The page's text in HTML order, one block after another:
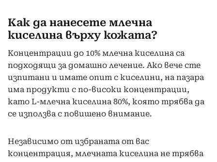
Как да нанесете млечна
киселина върху кожата?
Концентрации до 10% млечна киселина са
подходящи за домашно лечение. Ако вече сте
изпитани и имате опит с киселини, на пазара
има продукти с по-високи концентрации,
като L-млечна киселина 80%, която трябва да
се използва с повишено внимание.
Независимо от избраната от вас
концентрация, млечната киселина не трябва